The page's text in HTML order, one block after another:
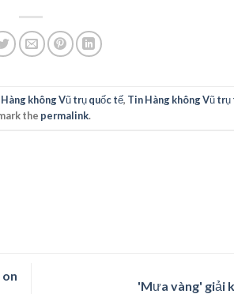
không Vũ trụ quốc tế, Tin Hàng không Vũ
the permalink.
'Mưa vàng' giải